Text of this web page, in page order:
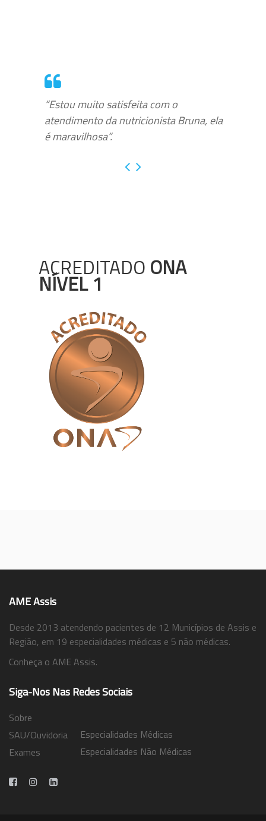
“Estou muito satisfeita com o
atendimento da nutricionista Bruna, ela
é maravilhosa”.
ACREDITADO ONA
NÍVEL 1
AME Assis
Desde 2013 atendendo pacientes de 12 Municípios de Assis e
Região, em 19 especialidades médicas e 5 não médicas.
Conheça o AME Assis.
Siga-Nos Nas Redes Sociais
Sobre
SAU/Ouvidoria
Exames
Especialidades Médicas
Especialidades Não Médicas